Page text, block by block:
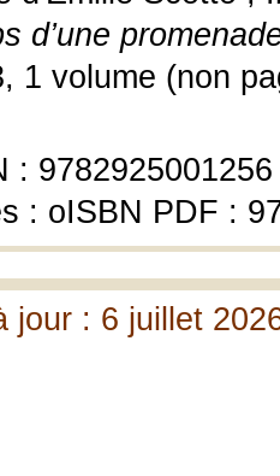
d’une
1 volume (non
: 9782925001256
: oISBN PDF :
jour : 6 juillet